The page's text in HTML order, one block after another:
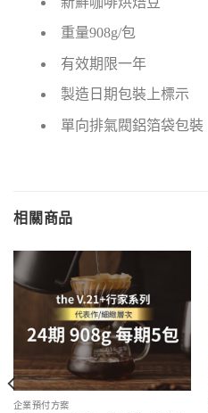
重量908g/包
有效期限一年
製造日期包裝上標示
單向排氣閥鋁箔袋包裝
相關商品
企業預付方案